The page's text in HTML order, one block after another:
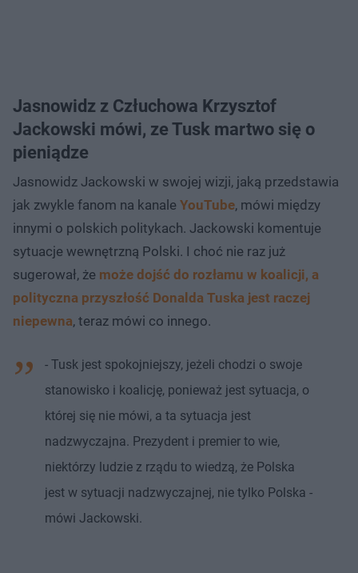
Jasnowidz z Człuchowa Krzysztof
Jackowski mówi, ze Tusk martwo się o
pieniądze
Jasnowidz Jackowski w swojej wizji, jaką przedstawia
jak zwykle fanom na kanale YouTube, mówi między
innymi o polskich politykach. Jackowski komentuje
sytuacje wewnętrzną Polski. I choć nie raz już
sugerował, że może dojść do rozłamu w koalicji, a
polityczna przyszłość Donalda Tuska jest raczej
niepewna, teraz mówi co innego.
- Tusk jest spokojniejszy, jeżeli chodzi o swoje
stanowisko i koalicję, ponieważ jest sytuacja, o
której się nie mówi, a ta sytuacja jest
nadzwyczajna. Prezydent i premier to wie,
niektórzy ludzie z rządu to wiedzą, że Polska
jest w sytuacji nadzwyczajnej, nie tylko Polska -
mówi Jackowski.